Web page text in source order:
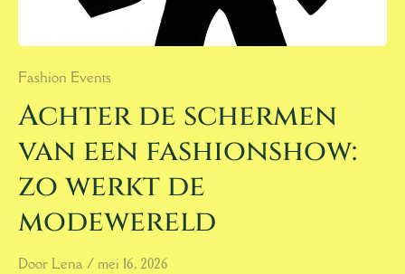
Fashion Events
Achter de schermen
van een fashionshow:
zo werkt de
modewereld
Door Lena / mei 16, 2026